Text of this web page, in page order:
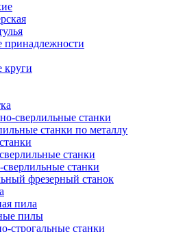
принадлежности
круги
сверлильные станки
станки по металлу
станки
сверлильные станки
фрезерный станок
пила
пилы
строгальные станки